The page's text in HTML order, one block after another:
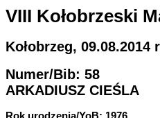
VIII Kołobrzeski
Kołobrzeg, 09.08.2014
Numer/Bib: 58
ARKADIUSZ CIEŚLA
Rok urodzenia/YoB: 1976